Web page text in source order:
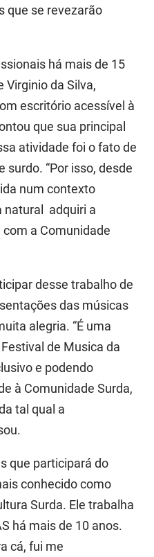
que se revezarão
há mais de 15
Virginio da Silva,
escritório acessível à
que sua principal
atividade foi o fato de
surdo. “Por isso, desde
num contexto
natural adquiri a
com a Comunidade
desse trabalho de
das músicas
alegria. “É uma
de Musica da
e podendo
à Comunidade Surda,
tal qual a
que participará do
conhecido como
Surda. Ele trabalha
há mais de 10 anos.
cá, fui me